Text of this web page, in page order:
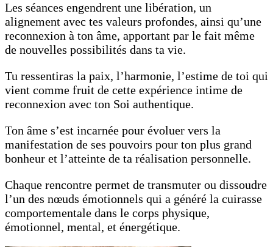
Les séances engendrent une libération, un
alignement avec tes valeurs profondes, ainsi qu’une
reconnexion à ton âme, apportant par le fait même
de nouvelles possibilités dans ta vie.
Tu ressentiras la paix, l’harmonie, l’estime de toi qui
vient comme fruit de cette expérience intime de
reconnexion avec ton Soi authentique.
Ton âme s’est incarnée pour évoluer vers la
manifestation de ses pouvoirs pour ton plus grand
bonheur et l’atteinte de ta réalisation personnelle.
Chaque rencontre permet de transmuter ou dissoudre
l’un des nœuds émotionnels qui a généré la cuirasse
comportementale dans le corps physique,
émotionnel, mental, et énergétique.